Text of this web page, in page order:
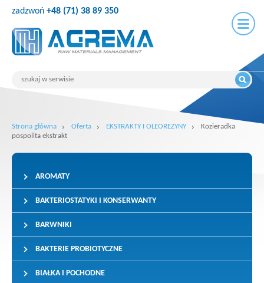
zadzwoń +48 (71) 38 89 350
Strona główna Oferta EKSTRAKTY I OLEOREZYNY
Kozieradka
pospolita ekstrakt
AROMATY
BAKTERIOSTATYKI I KONSERWANTY
BARWNIKI
BAKTERIE PROBIOTYCZNE
BIAŁKA I POCHODNE